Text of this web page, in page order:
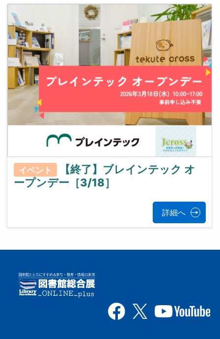
イベント
【終了】ブレインテック オ
ープンデー［3/18］
詳細へ